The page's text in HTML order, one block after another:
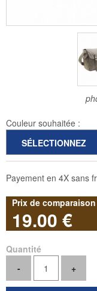
Couleur souhaitée :
Payement en 4X sans
19.00 €
Quantité